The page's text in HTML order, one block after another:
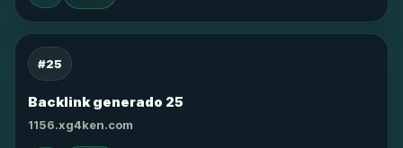
#25
Backlink generado 25
1156.xg4ken.com